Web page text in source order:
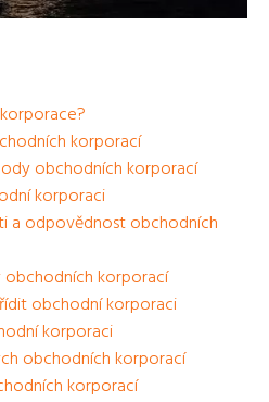
korporací
obchodních korporací
korporaci
a odpovědnost obchodních
obchodních korporací
obchodní korporaci
korporaci
obchodních korporací
korporací